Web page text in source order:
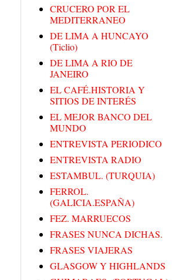
CRUCERO POR EL
MEDITERRANEO
DE LIMA A HUNCAYO
(Ticlio)
DE LIMA A RIO DE
JANEIRO
EL CAFÉ.HISTORIA Y
SITIOS DE INTERÉS
EL MEJOR BANCO DEL
MUNDO
ENTREVISTA PERIODICO
ENTREVISTA RADIO
ESTAMBUL. (TURQUIA)
FERROL.
(GALICIA.ESPAÑA)
FEZ. MARRUECOS
FRASES NUNCA DICHAS.
FRASES VIAJERAS
GLASGOW Y HIGHLANDS